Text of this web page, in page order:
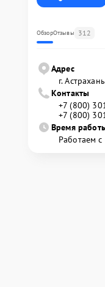
ОбзорОтзывы 312
Адрес
г.
Контакты
+7 (800)
+7 (800)
Время
Работаем